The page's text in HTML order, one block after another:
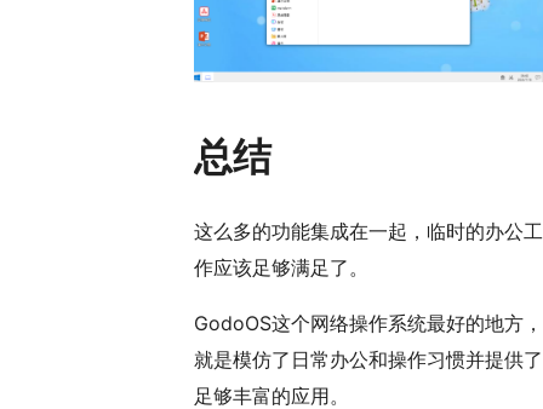
总结
这么多的功能集成在一起，临时的办公工
作应该足够满足了。
GodoOS这个网络操作系统最好的地方，
就是模仿了日常办公和操作习惯并提供了
足够丰富的应用。